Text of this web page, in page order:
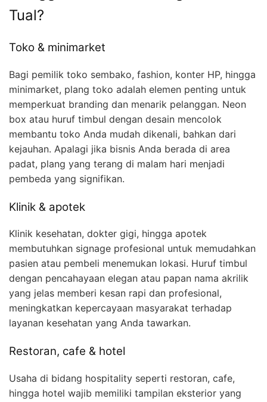
Tual?
Toko & minimarket
Bagi pemilik toko sembako, fashion, konter HP, hingga
minimarket, plang toko adalah elemen penting untuk
memperkuat branding dan menarik pelanggan. Neon
box atau huruf timbul dengan desain mencolok
membantu toko Anda mudah dikenali, bahkan dari
kejauhan. Apalagi jika bisnis Anda berada di area
padat, plang yang terang di malam hari menjadi
pembeda yang signifikan.
Klinik & apotek
Klinik kesehatan, dokter gigi, hingga apotek
membutuhkan signage profesional untuk memudahkan
pasien atau pembeli menemukan lokasi. Huruf timbul
dengan pencahayaan elegan atau papan nama akrilik
yang jelas memberi kesan rapi dan profesional,
meningkatkan kepercayaan masyarakat terhadap
layanan kesehatan yang Anda tawarkan.
Restoran, cafe & hotel
Usaha di bidang hospitality seperti restoran, cafe,
hingga hotel wajib memiliki tampilan eksterior yang